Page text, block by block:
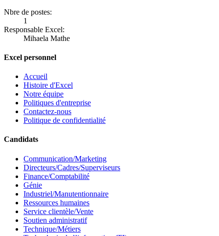
Nbre de postes:
1
Responsable Excel:
Mihaela Mathe
Excel personnel
Accueil
Histoire d'Excel
Notre équipe
Politiques d'entreprise
Contactez-nous
Politique de confidentialité
Candidats
Communication/Marketing
Directeurs/Cadres/Superviseurs
Finance/Comptabilité
Génie
Industriel/Manutentionnaire
Ressources humaines
Service clientèle/Vente
Soutien administratif
Technique/Métiers